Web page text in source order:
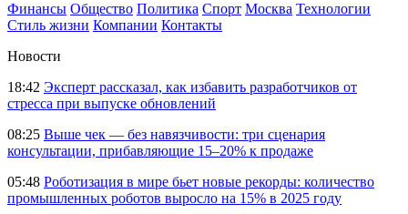
Финансы Общество Политика Спорт Москва Технологии
Стиль жизни Компании Контакты
Новости
18:42 Эксперт рассказал, как избавить разработчиков от
стресса при выпуске обновлений
08:25 Выше чек — без навязчивости: три сценария
консультации, прибавляющие 15–20% к продаже
05:48 Роботизация в мире бьет новые рекорды: количество
промышленных роботов выросло на 15% в 2025 году